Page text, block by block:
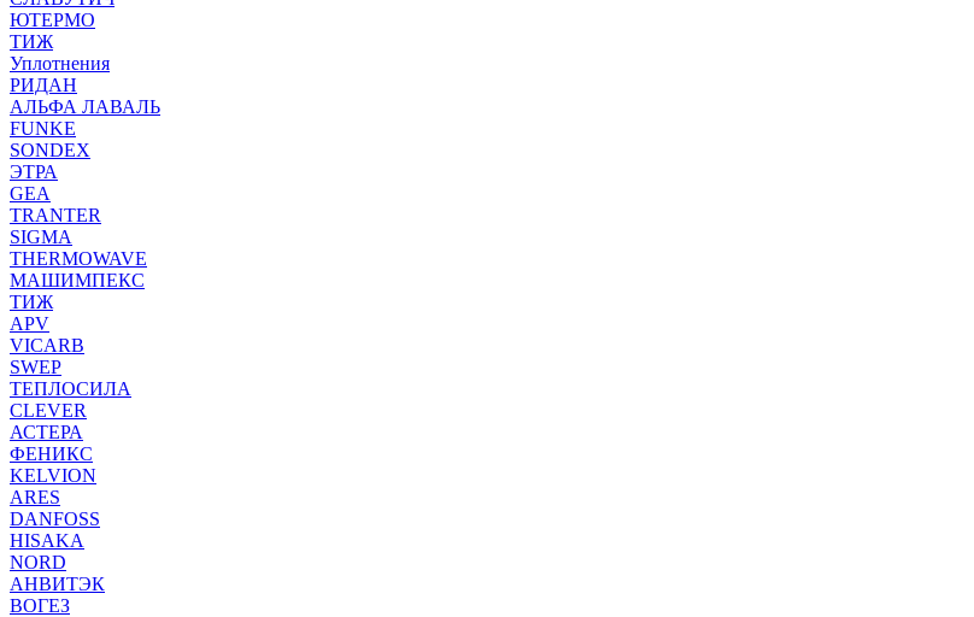
ЮТЕРМО
ТИЖ
Уплотнения
РИДАН
АЛЬФА ЛАВАЛЬ
FUNKE
SONDEX
ЭТРА
GEA
TRANTER
SIGMA
THERMOWAVE
МАШИМПЕКС
ТИЖ
APV
VICARB
SWEP
ТЕПЛОСИЛА
CLEVER
АСТЕРА
ФЕНИКС
KELVION
ARES
DANFOSS
HISAKA
NORD
АНВИТЭК
ВОГЕЗ